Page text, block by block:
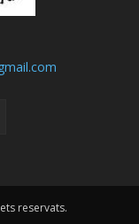
reservats.